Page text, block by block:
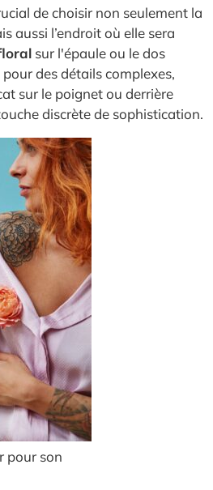
de choisir non seulement la
aussi l’endroit où elle sera
sur l'épaule ou le dos
des détails complexes,
sur le poignet ou derrière
discrète de sophistication.
pour son